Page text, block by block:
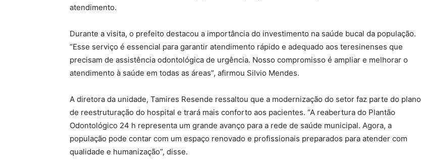
atendimento.
Durante a visita, o prefeito destacou a importância do investimento na saúde bucal da população.
“Esse serviço é essencial para garantir atendimento rápido e adequado aos teresinenses que
precisam de assistência odontológica de urgência. Nosso compromisso é ampliar e melhorar o
atendimento à saúde em todas as áreas”, afirmou Silvio Mendes.
A diretora da unidade, Tamires Resende ressaltou que a modernização do setor faz parte do plano
de reestruturação do hospital e trará mais conforto aos pacientes. “A reabertura do Plantão
Odontológico 24 h representa um grande avanço para a rede de saúde municipal. Agora, a
população pode contar com um espaço renovado e profissionais preparados para atender com
qualidade e humanização”, disse.